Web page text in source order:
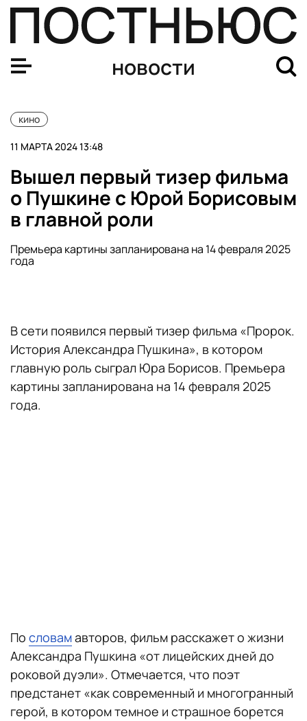
новости
кино
11 МАРТА 2024 13:48
Вышел первый тизер фильма
о Пушкине с Юрой Борисовым
в главной роли
Премьера картины запланирована на 14 февраля 2025
года
В сети появился первый тизер фильма «Пророк.
История Александра Пушкина», в котором
главную роль сыграл Юра Борисов. Премьера
картины запланирована на 14 февраля 2025
года.
По словамавторов, фильм расскажет о жизни
Александра Пушкина «от лицейских дней до
роковой дуэли». Отмечается, что поэт
предстанет «как современный и многогранный
герой, в котором темное и страшное борется
Вышел первый тизер фильма о Пушкине с Юрой